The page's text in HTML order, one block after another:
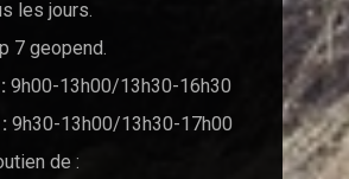
les jours.
7 geopend.
9h00-13h00/13h30-16h30
9h30-13h00/13h30-17h00
de :